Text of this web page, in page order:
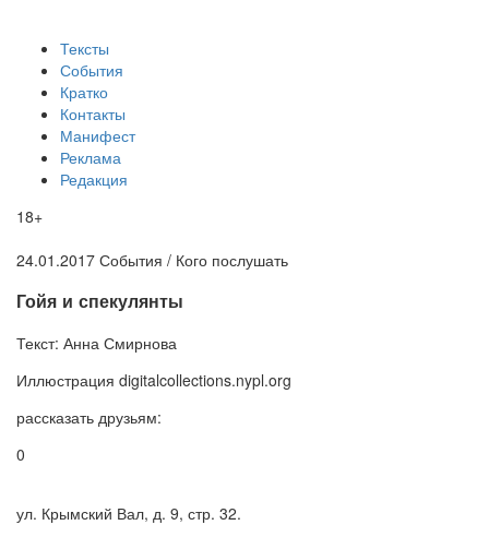
Тексты
События
Кратко
Контакты
Манифест
Реклама
Редакция
18+
24.01.2017 События / Кого послушать
​Гойя и спекулянты
Текст: Анна Смирнова
Иллюстрация digitalcollections.nypl.org
рассказать друзьям:
0
ул. Крымский Вал, д. 9, стр. 32.